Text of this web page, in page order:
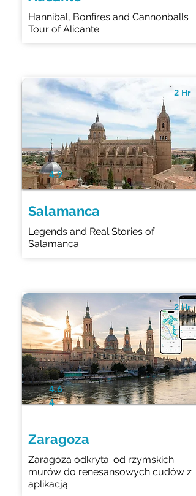
Hannibal, Bonfires and Cannonballs
Tour of Alicante
4.9
Salamanca
Legends and Real Stories of
Salamanca
2 Hr
4.6
4
Zaragoza
Zaragoza odkryta: od rzymskich
murów do renesansowych cudów z
aplikacją
2 Hr